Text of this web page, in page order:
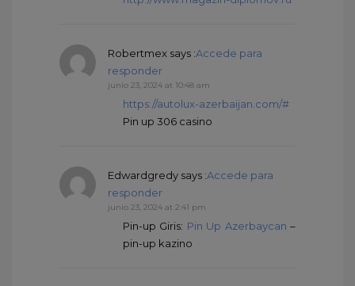
Robertmex says :Accede para
responder
junio 23, 2024 at 10:48 am
https://autolux-azerbaijan.com/#
Pin up 306 casino
Edwardgredy says :Accede para
responder
junio 23, 2024 at 2:41 pm
Pin-up Giris: Pin Up Azerbaycan –
pin-up kazino